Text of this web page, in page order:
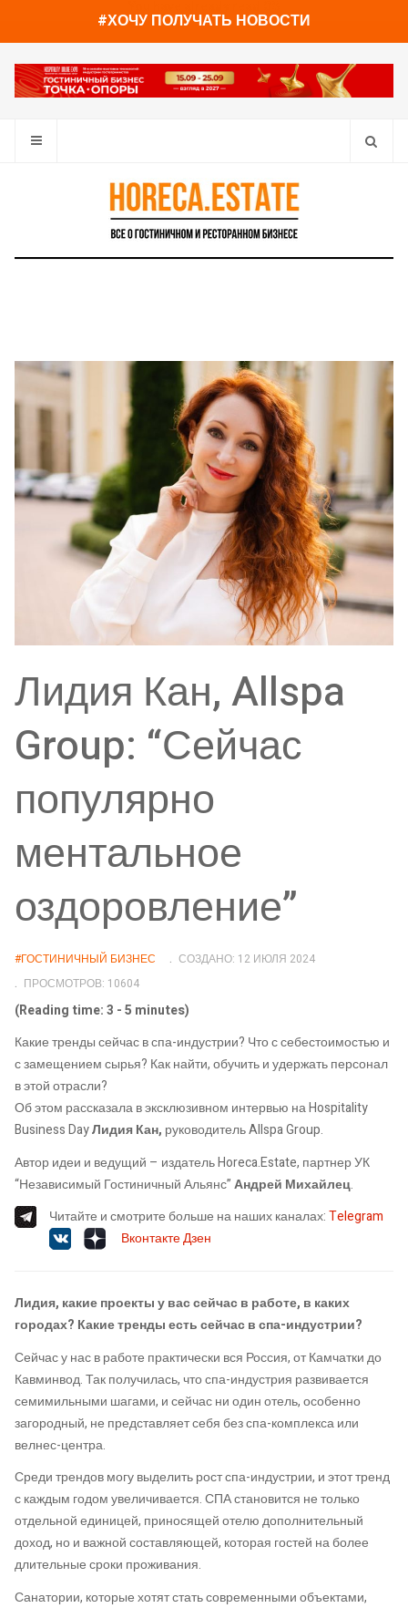
#ХОЧУ ПОЛУЧАТЬ НОВОСТИ
Лидия Кан, Allspa
Group: “Сейчас
популярно
ментальное
оздоровление”
#ГОСТИНИЧНЫЙ БИЗНЕС
СОЗДАНО: 12 ИЮЛЯ 2024
ПРОСМОТРОВ: 10604
(Reading time: 3 - 5 minutes)
Какие тренды сейчас в спа-индустрии? Что с себестоимостью и
с замещением сырья? Как найти, обучить и удержать персонал
в этой отрасли?
Об этом рассказала в эксклюзивном интервью на Hospitality
Business DayЛидия Кан, руководитель Allspa Group.
Автор идеи и ведущий – издатель Horeca.Estate, партнер УК
“Независимый Гостиничный Альянс”Андрей Михайлец.
Читайте и смотрите больше на наших каналах:Telegram
ВконтактеДзен
Лидия, какие проекты у вас сейчас в работе, в каких
городах? Какие тренды есть сейчас в спа-индустрии?
Сейчас у нас в работе практически вся Россия, от Камчатки до
Кавминвод. Так получилась, что спа-индустрия развивается
семимильными шагами, и сейчас ни один отель, особенно
загородный, не представляет себя без спа-комплекса или
велнес-центра.
Среди трендов могу выделить рост спа-индустрии, и этот тренд
с каждым годом увеличивается. СПА становится не только
отдельной единицей, приносящей отелю дополнительный
доход, но и важной составляющей, которая гостей на более
длительные сроки проживания.
Санатории, которые хотят стать современными объектами,